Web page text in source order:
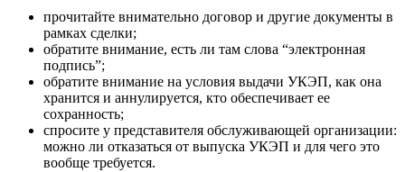
прочитайте внимательно договор и другие документы в
рамках сделки;
обратите внимание, есть ли там слова “электронная
подпись”;
обратите внимание на условия выдачи УКЭП, как она
хранится и аннулируется, кто обеспечивает ее
сохранность;
спросите у представителя обслуживающей организации:
можно ли отказаться от выпуска УКЭП и для чего это
вообще требуется.